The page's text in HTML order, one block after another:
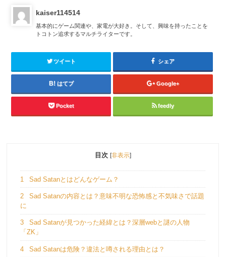
kaiser114514
基本的にゲーム関連や、家電が大好き。そして、興味を持ったことを
トコトン追求するマルチライターです。
ツイート シェア
はてブ Google+
Pocket feedly
目次 [非表示]
1 Sad Satanとはどんなゲーム？
2
Sad Satanの内容とは？意味不明な恐怖感と不気味さで話題
に
3
Sad Satanが見つかった経緯とは？深層webと謎の人物
「ZK」
4 Sad Satanは危険？違法と噂される理由とは？